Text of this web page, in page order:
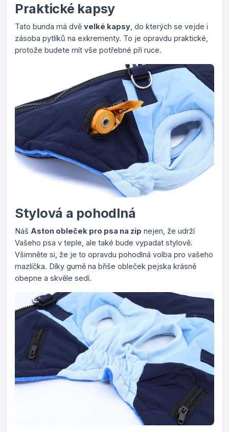
Praktické kapsy
Tato bunda má dvě velké kapsy , do kterých se vejde i
zásoba pytlíků na exkrementy. To je opravdu praktické,
protože budete mít vše potřebné při ruce.
Stylová a pohodlná
Náš Aston obleček pro psa na zip nejen, že udrží
Vašeho psa v teple, ale také bude vypadat stylově.
Všimněte si, že je to opravdu pohodlná volba pro vašeho
mazlíčka. Díky gumě na břiše obleček pejska krásně
obepne a skvěle sedí.